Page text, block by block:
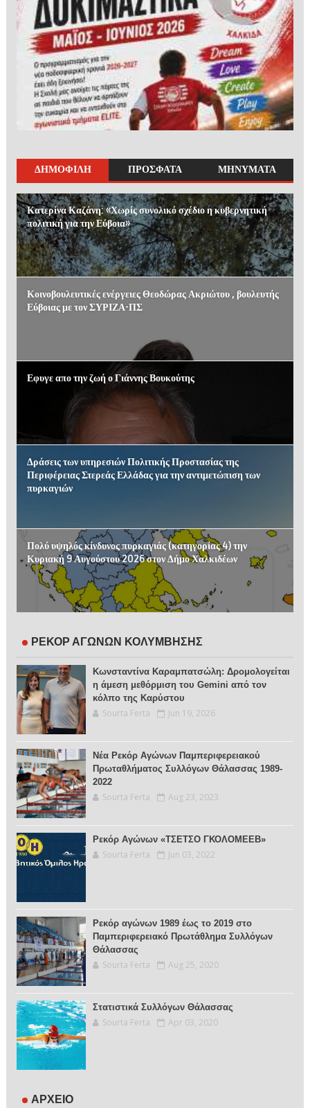
ΔΗΜΟΦΙΛΗ ΠΡΟΣΦΑΤΑ ΜΗΝΥΜΑΤΑ
Κατερίνα Καζάνη: «Χωρίς συνολικό σχέδιο η κυβερνητική
πολιτική για την Εύβοια»
Κοινοβουλευτικές ενέργειες Θεοδώρας Ακριώτου , βουλευτής
Εύβοιας με τον ΣΥΡΙΖΑ-ΠΣ
Εφυγε απο την ζωή ο Γιάννης Βουκούτης
Δράσεις των υπηρεσιών Πολιτικής Προστασίας της
Περιφέρειας Στερεάς Ελλάδας για την αντιμετώπιση των
πυρκαγιών
Πολύ υψηλός κίνδυνος πυρκαγιάς (κατηγορίας 4) την
Κυριακή 9 Αυγούστου 2026 στον Δήμο Χαλκιδέων
ΡΕΚΟΡ ΑΓΩΝΩΝ ΚΟΛΥΜΒΗΣΗΣ
Κωνσταντίνα Καραμπατσώλη: Δρομολογείται
η άμεση μεθόρμιση του Gemini από τον
κόλπο της Καρύστου
Sourta Ferta Jun 19, 2026
Νέα Ρεκόρ Αγώνων Παμπεριφερειακού
Πρωταθλήματος Συλλόγων Θάλασσας 1989-
2022
Sourta Ferta Aug 23, 2023
Ρεκόρ Αγώνων «ΤΣΕΤΣΟ ΓΚΟΛΟΜΕΕΒ»
Sourta Ferta Jun 03, 2022
Ρεκόρ αγώνων 1989 έως το 2019 στο
Παμπεριφερειακό Πρωτάθλημα Συλλόγων
Θάλασσας
Sourta Ferta Aug 25, 2020
Στατιστικά Συλλόγων Θάλασσας
Sourta Ferta Apr 03, 2020
ΑΡΧΕΙΟ